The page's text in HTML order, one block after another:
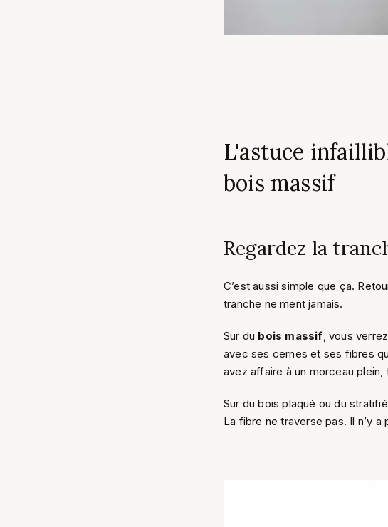
L'astuce
bois massif
Regardez la
C’est aussi simple que ça.
tranche ne ment jamais.
Sur du bois massif, vous
avec ses cernes et ses fibres
avez affaire à un morceau plein,
Sur du bois plaqué ou du
La fibre ne traverse pas. Il n’y